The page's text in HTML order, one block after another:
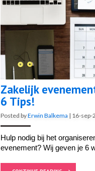
Zakelijk
6 Tips!
Posted byErwin Balkema | 16-sep-
Hulp nodig bij het
evenement? Wij geven je 6